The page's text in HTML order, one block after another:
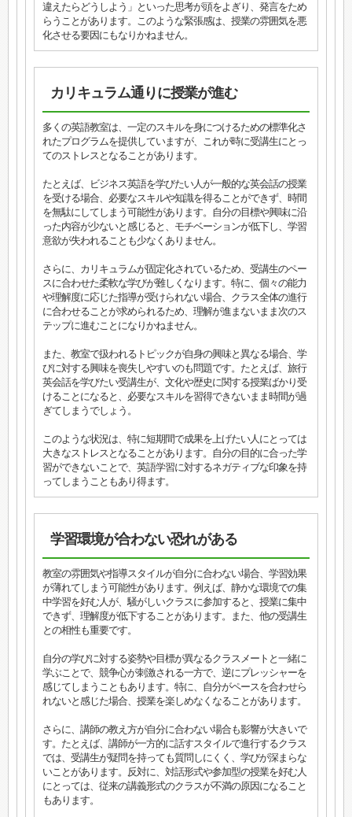
違えたらどうしよう」といった思考が頭をよぎり、発言をため
らうことがあります。このような緊張感は、授業の雰囲気を悪
化させる要因にもなりかねません。
カリキュラム通りに授業が進む
多くの英語教室は、一定のスキルを身につけるための標準化さ
れたプログラムを提供していますが、これが時に受講生にとっ
てのストレスとなることがあります。
たとえば、ビジネス英語を学びたい人が一般的な英会話の授業
を受ける場合、必要なスキルや知識を得ることができず、時間
を無駄にしてしまう可能性があります。自分の目標や興味に沿
った内容が少ないと感じると、モチベーションが低下し、学習
意欲が失われることも少なくありません。
さらに、カリキュラムが固定化されているため、受講生のペー
スに合わせた柔軟な学びが難しくなります。特に、個々の能力
や理解度に応じた指導が受けられない場合、クラス全体の進行
に合わせることが求められるため、理解が進まないまま次のス
テップに進むことになりかねません。
また、教室で扱われるトピックが自身の興味と異なる場合、学
びに対する興味を喪失しやすいのも問題です。たとえば、旅行
英会話を学びたい受講生が、文化や歴史に関する授業ばかり受
けることになると、必要なスキルを習得できないまま時間が過
ぎてしまうでしょう。
このような状況は、特に短期間で成果を上げたい人にとっては
大きなストレスとなることがあります。自分の目的に合った学
習ができないことで、英語学習に対するネガティブな印象を持
ってしまうこともあり得ます。
学習環境が合わない恐れがある
教室の雰囲気や指導スタイルが自分に合わない場合、学習効果
が薄れてしまう可能性があります。例えば、静かな環境での集
中学習を好む人が、騒がしいクラスに参加すると、授業に集中
できず、理解度が低下することがあります。また、他の受講生
との相性も重要です。
自分の学びに対する姿勢や目標が異なるクラスメートと一緒に
学ぶことで、競争心が刺激される一方で、逆にプレッシャーを
感じてしまうこともあります。特に、自分がペースを合わせら
れないと感じた場合、授業を楽しめなくなることがあります。
さらに、講師の教え方が自分に合わない場合も影響が大きいで
す。たとえば、講師が一方的に話すスタイルで進行するクラス
では、受講生が疑問を持っても質問しにくく、学びが深まらな
いことがあります。反対に、対話形式や参加型の授業を好む人
にとっては、従来の講義形式のクラスが不満の原因になること
もあります。